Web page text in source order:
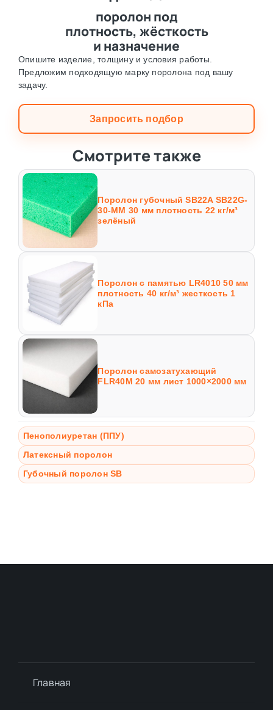
поролон под
плотность, жёсткость
и назначение
Опишите изделие, толщину и условия работы.
Предложим подходящую марку поролона под вашу
задачу.
Запросить подбор
Смотрите также
Поролон губочный SB22A SB22G-
30-MM 30 мм плотность 22 кг/м³
зелёный
Поролон с памятью LR4010 50 мм
плотность 40 кг/м³ жесткость 1
кПа
Поролон самозатухающий
FLR40M 20 мм лист 1000×2000 мм
Пенополиуретан (ППУ)
Латексный поролон
Губочный поролон SB
Главная